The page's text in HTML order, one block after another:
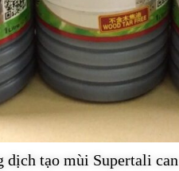
dịch tạo mùi Supertali